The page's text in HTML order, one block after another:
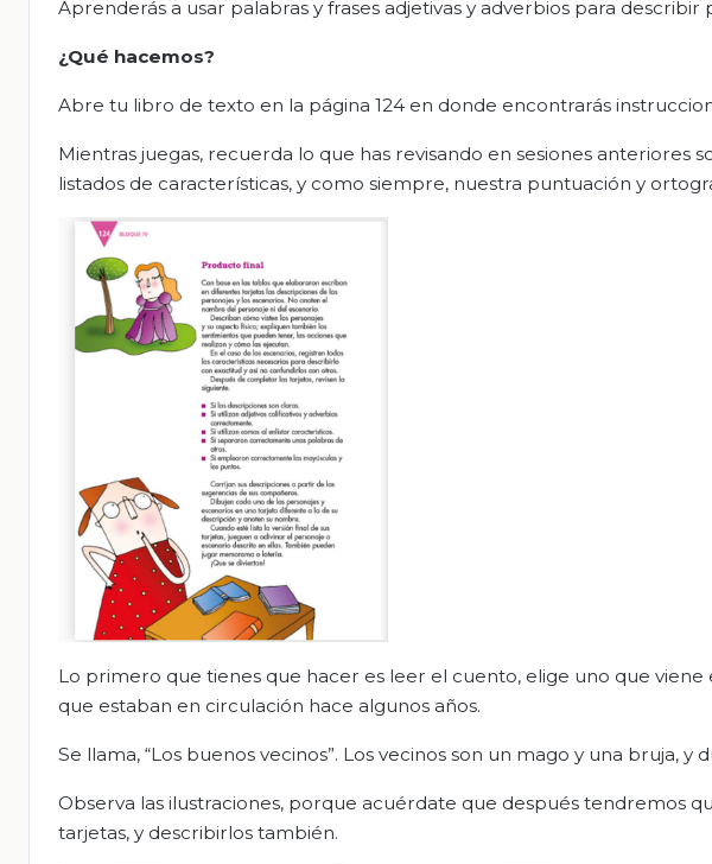
Aprenderás a usar palabras y frases adjetivas y adverbios para describir
¿Qué hacemos?
Abre tu libro de texto en la página 124 en donde encontrarás
Mientras juegas, recuerda lo que has revisando en sesiones anteriores
listados de características, y como siempre, nuestra puntuación y
Lo primero que tienes que hacer es leer el cuento, elige uno que viene
que estaban en circulación hace algunos años.
Se llama, “Los buenos vecinos”. Los vecinos son un mago y una bruja,
Observa las ilustraciones, porque acuérdate que después tendremos
tarjetas, y describirlos también.